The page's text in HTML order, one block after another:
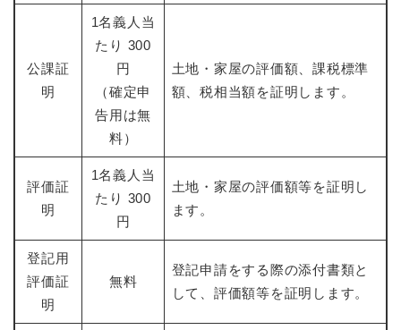
公課証
明
1名義人当
たり 300
円
（確定申
告用は無
料）
土地・家屋の評価額、課税標準
額、税相当額を証明します。
評価証
明
1名義人当
たり 300
円
土地・家屋の評価額等を証明し
ます。
登記用
評価証
明
無料
登記申請をする際の添付書類と
して、評価額等を証明します。